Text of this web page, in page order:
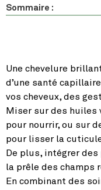
Sommaire :
Une chevelure
d’une santé
vos cheveux, des
Miser sur des huiles
pour nourrir, ou sur
pour lisser la
De plus, intégrer
la prêle des champs
En combinant des